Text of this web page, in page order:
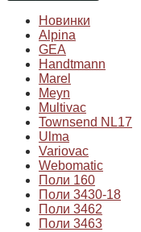
Новинки
Alpina
GEA
Handtmann
Marel
Meyn
Multivac
Townsend NL17
Ulma
Variovac
Webomatic
Поли 160
Поли 3430-18
Поли 3462
Поли 3463